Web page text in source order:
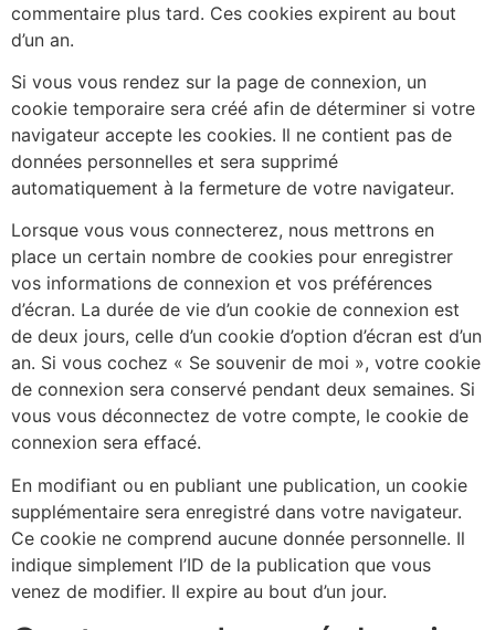
commentaire plus tard. Ces cookies expirent au bout
d’un an.
Si vous vous rendez sur la page de connexion, un
cookie temporaire sera créé afin de déterminer si votre
navigateur accepte les cookies. Il ne contient pas de
données personnelles et sera supprimé
automatiquement à la fermeture de votre navigateur.
Lorsque vous vous connecterez, nous mettrons en
place un certain nombre de cookies pour enregistrer
vos informations de connexion et vos préférences
d’écran. La durée de vie d’un cookie de connexion est
de deux jours, celle d’un cookie d’option d’écran est d’un
an. Si vous cochez « Se souvenir de moi », votre cookie
de connexion sera conservé pendant deux semaines. Si
vous vous déconnectez de votre compte, le cookie de
connexion sera effacé.
En modifiant ou en publiant une publication, un cookie
supplémentaire sera enregistré dans votre navigateur.
Ce cookie ne comprend aucune donnée personnelle. Il
indique simplement l’ID de la publication que vous
venez de modifier. Il expire au bout d’un jour.